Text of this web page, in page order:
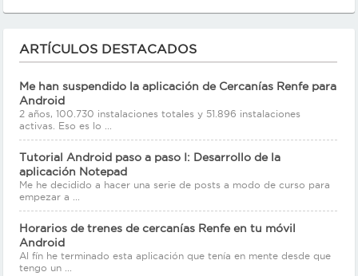
ARTÍCULOS DESTACADOS
Me han suspendido la aplicación de Cercanías Renfe para
Android
2 años, 100.730 instalaciones totales y 51.896 instalaciones
activas. Eso es lo ...
Tutorial Android paso a paso I: Desarrollo de la
aplicación Notepad
Me he decidido a hacer una serie de posts a modo de curso para
empezar a ...
Horarios de trenes de cercanías Renfe en tu móvil
Android
Al fín he terminado esta aplicación que tenía en mente desde que
tengo un ...